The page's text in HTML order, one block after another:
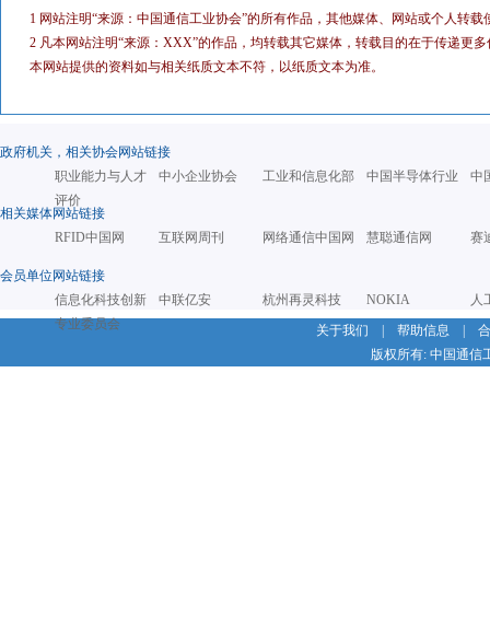
1 网站注明“来源：中国通信工业协会”的所有作品，其他媒体、网站或个人转
2 凡本网站注明“来源：XXX”的作品，均转载其它媒体，转载目的在于传递更
本网站提供的资料如与相关纸质文本不符，以纸质文本为准。
政府机关，相关协会网站链接
职业能力与人才
评价
中小企业协会 工业和信息化部 中国半导体行业 中
相关媒体网站链接
RFID中国网
互联网周刊 网络通信中国网 慧聪通信网 赛
会员单位网站链接
信息化科技创新
专业委员会
中联亿安 杭州再灵科技 NOKIA
人
关于我们
帮助信息
版权所有: 中国通信